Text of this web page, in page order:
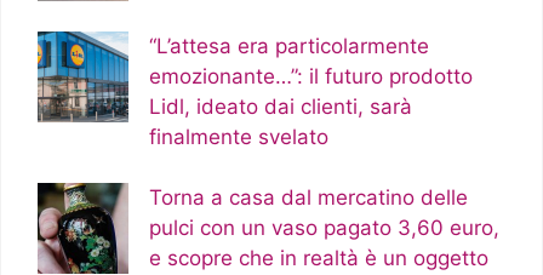
“L’attesa era particolarmente
emozionante…”: il futuro prodotto
Lidl, ideato dai clienti, sarà
finalmente svelato
Torna a casa dal mercatino delle
pulci con un vaso pagato 3,60 euro,
e scopre che in realtà è un oggetto